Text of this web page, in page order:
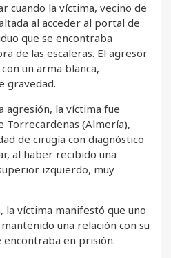
cuando la víctima, vecino de
al acceder al portal de
que se encontraba
de las escaleras. El agresor
un arma blanca,
gravedad.
agresión, la víctima fue
Torrecardenas (Almería),
de cirugía con diagnóstico
al haber recibido una
izquierdo, muy
la víctima manifestó que uno
una relación con su
en prisión.